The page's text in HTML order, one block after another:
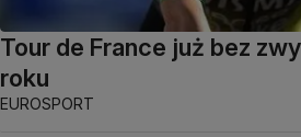
Tour de France już bez
roku
EUROSPORT